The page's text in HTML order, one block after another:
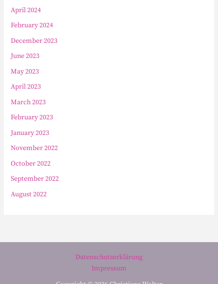
April 2024
February 2024
December 2023
June 2023
May 2023
April 2023
March 2023
February 2023
January 2023
November 2022
October 2022
September 2022
August 2022
Datenschutzerklärung
Impressum